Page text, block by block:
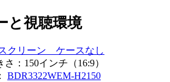
と視聴環境
クリーン ケースなし
：150インチ（16:9）
BDR3322WEM-H2150